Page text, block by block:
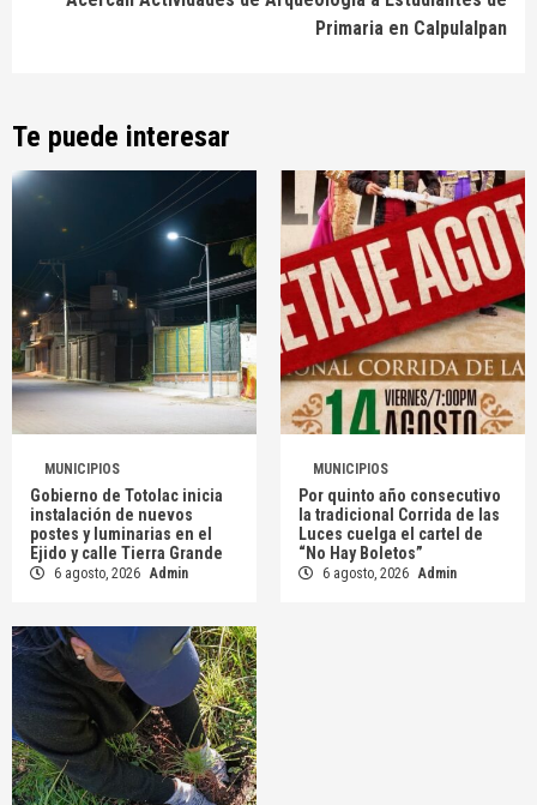
Primaria en Calpulalpan
Te puede interesar
MUNICIPIOS
Gobierno de Totolac inicia
instalación de nuevos
postes y luminarias en el
Ejido y calle Tierra Grande
6 agosto, 2026 Admin
MUNICIPIOS
Por quinto año consecutivo
la tradicional Corrida de las
Luces cuelga el cartel de
“No Hay Boletos”
6 agosto, 2026 Admin